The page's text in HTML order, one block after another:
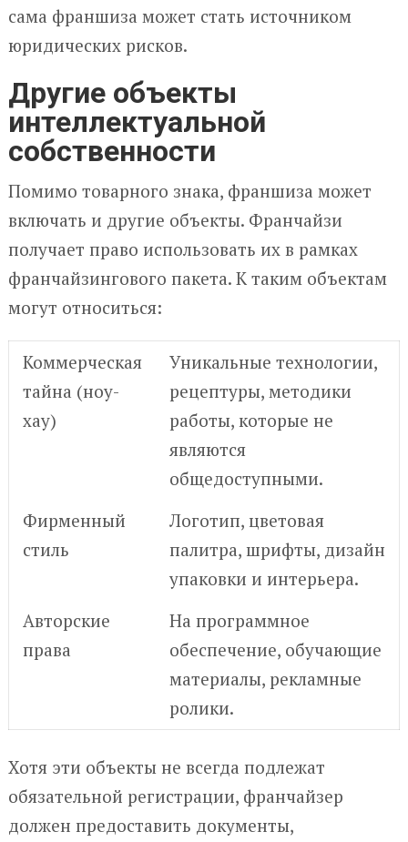
сама франшиза может стать источником
юридических рисков.
Другие объекты
интеллектуальной
собственности
Помимо товарного знака, франшиза может
включать и другие объекты. Франчайзи
получает право использовать их в рамках
франчайзингового пакета. К таким объектам
могут относиться:
Коммерческая
тайна (ноу-
хау)
Уникальные технологии,
рецептуры, методики
работы, которые не
являются
общедоступными.
Фирменный
стиль
Логотип, цветовая
палитра, шрифты, дизайн
упаковки и интерьера.
Авторские
права
На программное
обеспечение, обучающие
материалы, рекламные
ролики.
Хотя эти объекты не всегда подлежат
обязательной регистрации, франчайзер
должен предоставить документы,